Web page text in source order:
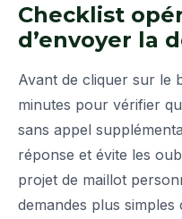
Checklist
d’envoyer la
Avant de cliquer sur le
minutes pour vérifier
sans appel
réponse et évite les
projet de maillot
demandes plus